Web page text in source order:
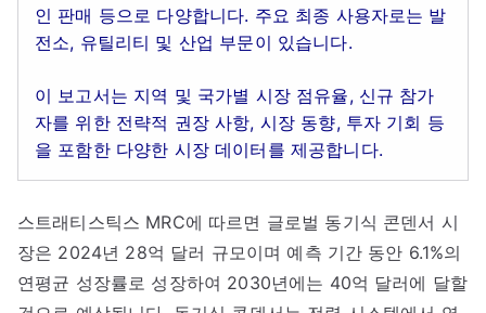
인 판매 등으로 다양합니다. 주요 최종 사용자로는 발
전소, 유틸리티 및 산업 부문이 있습니다.
이 보고서는 지역 및 국가별 시장 점유율, 신규 참가
자를 위한 전략적 권장 사항, 시장 동향, 투자 기회 등
을 포함한 다양한 시장 데이터를 제공합니다.
스트래티스틱스 MRC에 따르면 글로벌 동기식 콘덴서 시
장은 2024년 28억 달러 규모이며 예측 기간 동안 6.1%의
연평균 성장률로 성장하여 2030년에는 40억 달러에 달할